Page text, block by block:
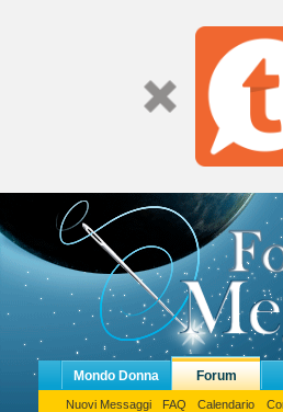
Mondo Donna Forum
Nuovi Messaggi FAQ Calendario